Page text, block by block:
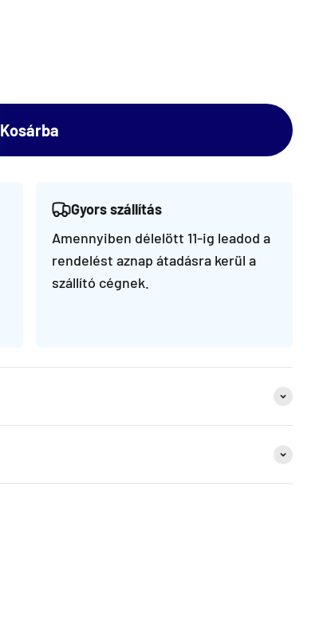
Kosárba
Gyors szállítás
Amennyiben délelött 11-ig leadod a
rendelést aznap átadásra kerül a
szállító cégnek.